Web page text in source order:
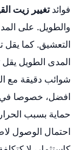
فوائدتغيير زيت
والطويل. على
المدى الطويل يقل
شوائب دقيقة مع
افضل، خصوصا في
حماية بسبب
احتمال الوصول